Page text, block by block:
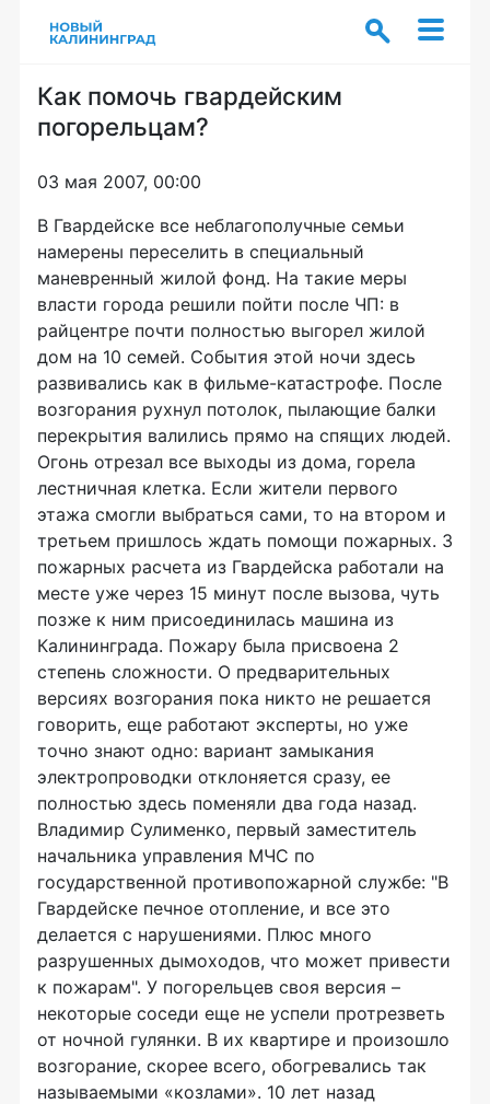
Как помочь гвардейским
погорельцам?
03 мая 2007, 00:00
В Гвардейске все неблагополучные семьи
намерены переселить в специальный
маневренный жилой фонд. На такие меры
власти города решили пойти после ЧП: в
райцентре почти полностью выгорел жилой
дом на 10 семей. События этой ночи здесь
развивались как в фильме-катастрофе. После
возгорания рухнул потолок, пылающие балки
перекрытия валились прямо на спящих людей.
Огонь отрезал все выходы из дома, горела
лестничная клетка. Если жители первого
этажа смогли выбраться сами, то на втором и
третьем пришлось ждать помощи пожарных. 3
пожарных расчета из Гвардейска работали на
месте уже через 15 минут после вызова, чуть
позже к ним присоединилась машина из
Калининграда. Пожару была присвоена 2
степень сложности. О предварительных
версиях возгорания пока никто не решается
говорить, еще работают эксперты, но уже
точно знают одно: вариант замыкания
электропроводки отклоняется сразу, ее
полностью здесь поменяли два года назад.
Владимир Сулименко, первый заместитель
начальника управления МЧС по
государственной противопожарной службе: "В
Гвардейске печное отопление, и все это
делается с нарушениями. Плюс много
разрушенных дымоходов, что может привести
к пожарам". У погорельцев своя версия –
некоторые соседи еще не успели протрезветь
от ночной гулянки. В их квартире и произошло
возгорание, скорее всего, обогревались так
называемыми «козлами». 10 лет назад